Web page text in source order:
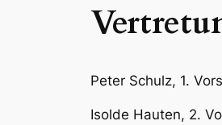
Peter Schulz, 1.
Isolde Hauten, 2.